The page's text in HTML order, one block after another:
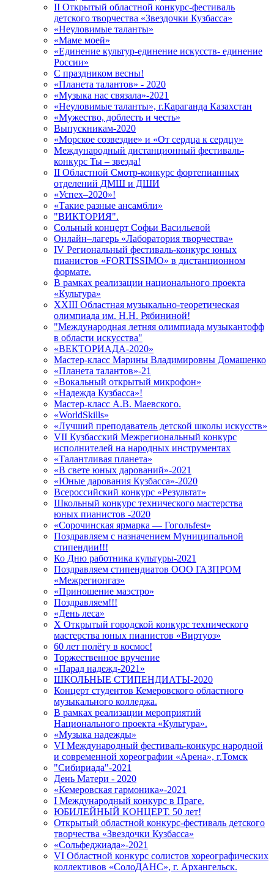
II Открытый областной конкурс-фестиваль
детского творчества «Звездочки Кузбасса»
«Неуловимые таланты»
«Маме моей»
«Единение культур-единение искусств- единение
России»
C праздником весны!
«Планета талантов» - 2020
«Музыка нас связала»-2021
«Неуловимые таланты», г.Караганда Казахстан
«Мужество, доблесть и честь»
Выпускникам-2020
«Морское созвездие» и «От сердца к сердцу»
Международный дистанционный фестиваль-
конкурс Ты – звезда!
II Областной Смотр-конкурс фортепианных
отделений ДМШ и ДШИ
«Успех–2020»!
«Такие разные ансамбли»
"ВИКТОРИЯ".
Сольный концерт Софьи Васильевой
Онлайн–лагерь «Лаборатория творчества»
IV Региональный фестиваль-конкурс юных
пианистов «FORTISSIMO» в дистанционном
формате.
В рамках реализации национального проекта
«Культура»
XXIII Областная музыкально-теоретическая
олимпиада им. Н.Н. Рябининой!
"Международная летняя олимпиада музыкантофф
в области искусства"
«ВЕКТОРИАДА-2020»
Мастер-класс Марины Владимировны Домашенко
«Планета талантов»-21
«Вокальный открытый микрофон»
«Надежда Кузбасса»!
Мастер-класс А.В. Маевского.
«WorldSkills»
«Лучший преподаватель детской школы искусств»
VII Кузбасский Межрегиональный конкурс
исполнителей на народных инструментах
«Талантливая планета»
«В свете юных дарований»-2021
«Юные дарования Кузбасса»-2020
Всероссийский конкурс «Результат»
Школьный конкурс технического мастерства
юных пианистов -2020
«Сорочинская ярмарка — Гогольfest»
Поздравляем с назначением Муниципальной
стипендии!!!
Ко Дню работника культуры-2021
Поздравляем стипендиатов ООО ГАЗПРОМ
«Межрегионгаз»
«Приношение маэстро»
Поздравляем!!!
«День леса»
X Открытый городской конкурс технического
мастерства юных пианистов «Виртуоз»
60 лет полёту в космос!
Торжественное вручение
«Парад надежд-2021»
ШКОЛЬНЫЕ СТИПЕНДИАТЫ-2020
Концерт студентов Кемеровского областного
музыкального колледжа.
В рамках реализации мероприятий
Национального проекта «Культура».
«Музыка надежды»
VI Международный фестиваль-конкурс народной
и современной хореографии «Арена», г.Томск
"Сибириада"-2021
День Матери - 2020
«Кемеровская гармоника»-2021
I Международный конкурс в Праге.
ЮБИЛЕЙНЫЙ КОНЦЕРТ. 50 лет!
Открытый областной конкурс-фестиваль детского
творчества «Звездочки Кузбасса»
«Сольфеджиада»-2021
VI Областной конкурс солистов хореографических
коллективов «СолоДАНС», г. Архангельск.